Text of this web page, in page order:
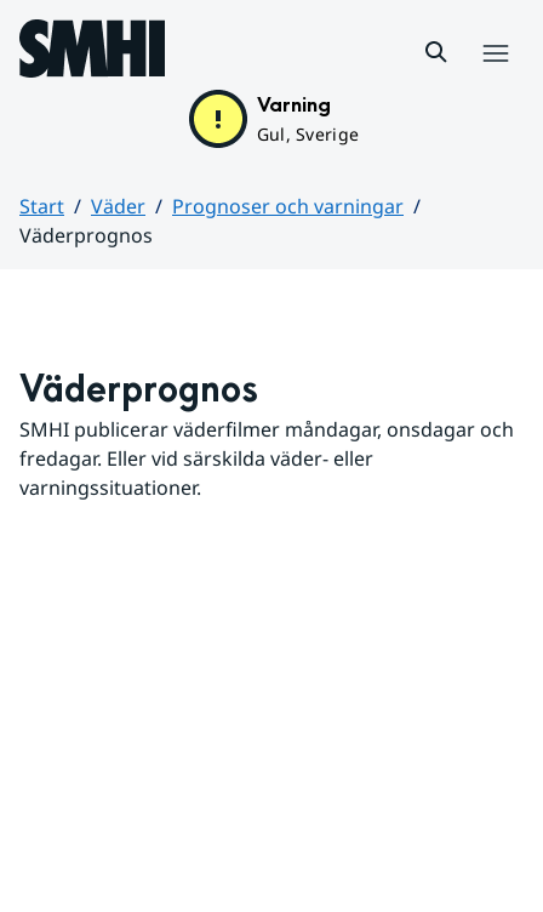
Hoppa till sidans innehåll
Varning
Gul, Sverige
Start Väder
Prognoser och varningar
Väderprognos
Väderprognos
SMHI publicerar väderfilmer måndagar, onsdagar och
fredagar. Eller vid särskilda väder- eller
varningssituationer.